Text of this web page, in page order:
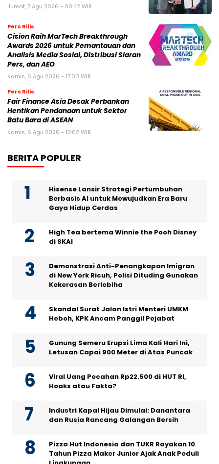
Jumat, 7 Agu 2026 - 00:42 WIB
Pers Rilis
Cision Raih MarTech Breakthrough
Awards 2026 untuk Pemantauan dan
Analisis Media Sosial, Distribusi Siaran
Pers, dan AEO
Kamis, 6 Agu 2026 - 17:00 WIB
Pers Rilis
Fair Finance Asia Desak Perbankan
Hentikan Pendanaan untuk Sektor
Batu Bara di ASEAN
Kamis, 6 Agu 2026 - 13:02 WIB
BERITA POPULER
Hisense Lansir Strategi Pertumbuhan
Berbasis AI untuk Mewujudkan Era Baru
Gaya Hidup Cerdas
High Tea bertema Winnie the Pooh Disney
di SKAI
Demonstrasi Anti-Penangkapan Imigran
di New York Ricuh, Polisi Dituding Gunakan
Kekerasan Berlebiha
Skandal Surat Jalan Istri Menteri UMKM
Heboh, KPK Ancam Panggil Pejabat
Gunung Semeru Erupsi Lima Kali Hari Ini,
Letusan Capai 900 Meter di Atas Puncak
Viral Uang Pecahan Rp22.500 di HUT RI,
Hoaks atau Fakta?
Industri Kapal Hijau Dimulai: Danantara
dan Rusia Rancang Galangan Bersih
Pizza Hut Indonesia dan TUKR Rayakan 10
Tahun Pizza Maker Junior Ajak Anak Peduli